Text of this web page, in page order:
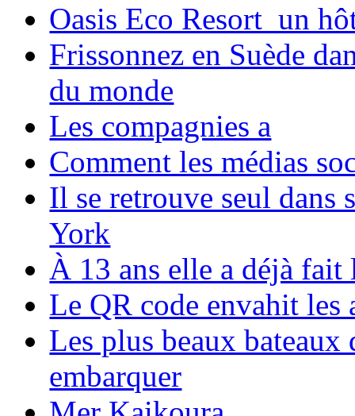
Oasis Eco Resort un
Frissonnez en Suède
du monde
Les compagnies a
Comment les médias
Il se retrouve seul dans
York
À 13 ans elle a déjà
Le QR code envahit les
Les plus beaux bateaux
embarquer